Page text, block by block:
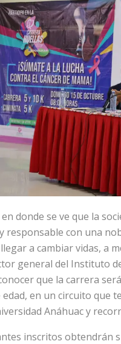
donde se ve que la
responsable con una
a cambiar vidas, a
general del Instituto
que la carrera
en un circuito que
Anáhuac y
inscritos obtendrán